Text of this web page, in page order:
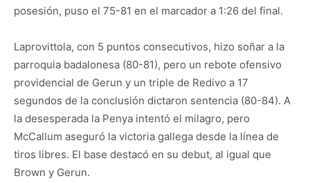
posesión, puso el 75-81 en el marcador a 1:26 del final.
Laprovittola, con 5 puntos consecutivos, hizo soñar a la
parroquia badalonesa (80-81), pero un rebote ofensivo
providencial de Gerun y un triple de Redivo a 17
segundos de la conclusión dictaron sentencia (80-84). A
la desesperada la Penya intentó el milagro, pero
McCallum aseguró la victoria gallega desde la línea de
tiros libres. El base destacó en su debut, al igual que
Brown y Gerun.